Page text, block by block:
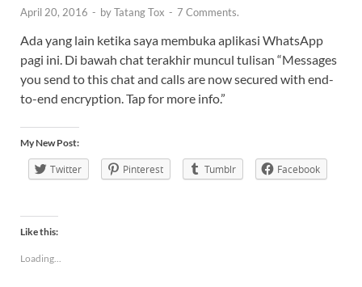
April 20, 2016 - byTatang Tox - 7 Comments.
Ada yang lain ketika saya membuka aplikasi WhatsApp
pagi ini. Di bawah chat terakhir muncul tulisan “Messages
you send to this chat and calls are now secured with end-
to-end encryption. Tap for more info.”
My New Post:
Twitter Pinterest Tumblr Facebook
Like this:
Loading...